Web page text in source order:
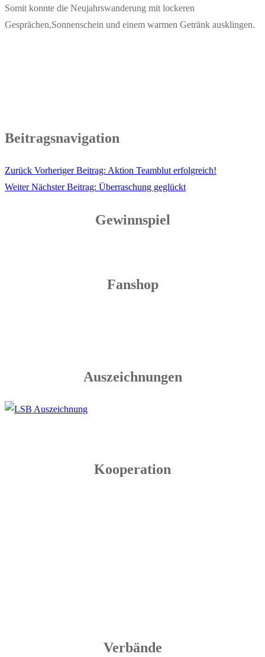
Somit konnte die Neujahrswanderung mit lockeren
Gesprächen,Sonnenschein und einem warmen Getränk ausklingen.
Beitragsnavigation
Zurück Vorheriger Beitrag: Aktion Teamblut erfolgreich!
Weiter Nächster Beitrag: Überraschung geglückt
Gewinnspiel
Fanshop
Auszeichnungen
Kooperation
Verbände